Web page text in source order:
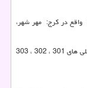
البرز واقع در کرج: مهر شهر،
است. شماره تلفن شعبه کرج 02148000781 است که داخلی های 301 ، 302 ، 303